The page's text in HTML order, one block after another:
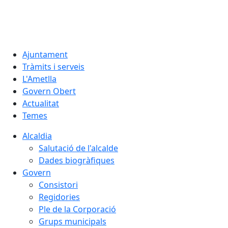
Ajuntament
Tràmits i serveis
L'Ametlla
Govern Obert
Actualitat
Temes
Alcaldia
Salutació de l'alcalde
Dades biogràfiques
Govern
Consistori
Regidories
Ple de la Corporació
Grups municipals